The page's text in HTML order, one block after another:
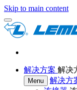
Skip to main content
解决方案 解决
Menu
解决方